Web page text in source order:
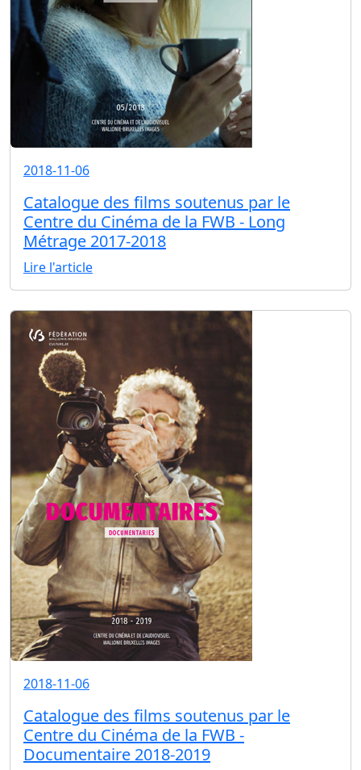
2018-11-06
Catalogue des films soutenus par le
Centre du Cinéma de la FWB - Long
Métrage 2017-2018
Lire l'article
2018-11-06
Catalogue des films soutenus par le
Centre du Cinéma de la FWB -
Documentaire 2018-2019